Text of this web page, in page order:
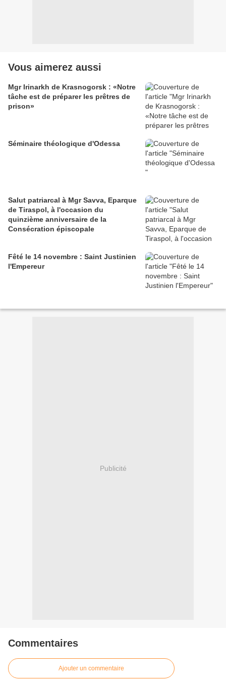
Vous aimerez aussi
Mgr Irinarkh de Krasnogorsk : «Notre
tâche est de préparer les prêtres de
prison»
Séminaire théologique d'Odessa
Salut patriarcal à Mgr Savva, Eparque
de Tiraspol, à l'occasion du
quinzième anniversaire de la
Consécration épiscopale
Fêté le 14 novembre : Saint Justinien
l'Empereur
Publicité
Commentaires
Ajouter un commentaire